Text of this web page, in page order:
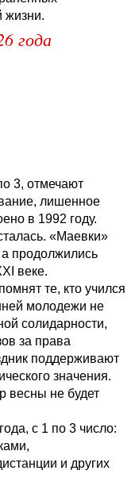
жизни.
года
3, отмечают
лишенное
в 1992 году.
«Маевки»
продолжились
веке.
те, кто учился
молодежи не
солидарности,
за права
поддерживают
значения.
весны не будет
с 1 по 3 число:
и других